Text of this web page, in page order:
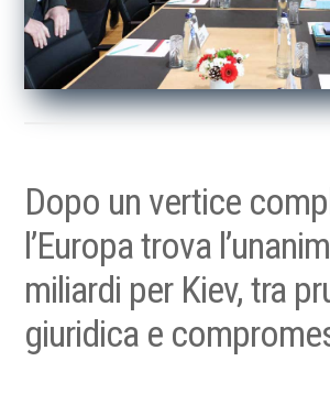
Dopo un vertice
l’Europa trova
miliardi per Kiev, tra
giuridica e